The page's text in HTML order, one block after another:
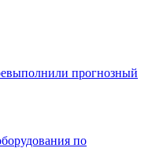
прогнозный
по